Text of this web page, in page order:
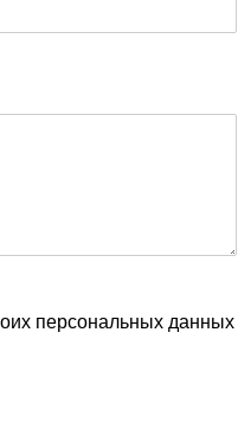
персональных данных